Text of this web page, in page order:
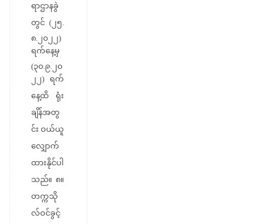
ရာဌာနခွဲ
တွင် (၂၅.
၈.၂၀၂၂)
ရက်နေ့မှ
(၃၀.၉.၂၀
၂၂) ရက်
နေ့ထိ ရုံး
ချိန်အတွ
င်း ဝယ်ယူ
လျှောက်
ထားနိုင်ပါ
သည်။ ၈။
တက္ကသို
လ်ဝင်ခွင့်